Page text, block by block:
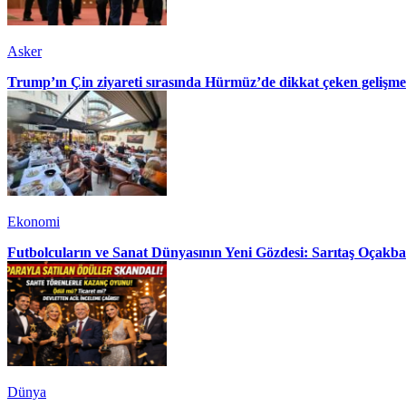
Asker
Trump’ın Çin ziyareti sırasında Hürmüz’de dikkat çeken gelişme
Ekonomi
Futbolcuların ve Sanat Dünyasının Yeni Gözdesi: Sarıtaş
Dünya